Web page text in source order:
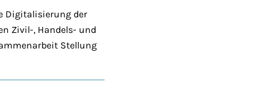
Digitalisierung der
Zivil-, Handels- und
Stellung